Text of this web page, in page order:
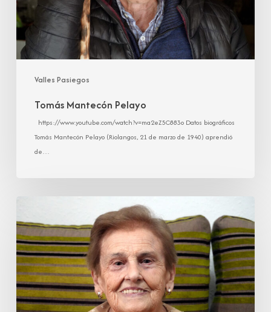
Valles Pasiegos
Tomás Mantecón Pelayo
https://www.youtube.com/watch?v=ma2eZ5C883o Datos biográficos
Tomás Mantecón Pelayo (Riolangos, 21 de marzo de 1940) aprendió
de…
Gómez
Martínez